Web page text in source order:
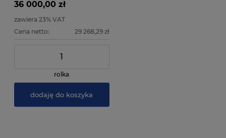
36 000,00 zł
zawiera 23% VAT
Cena netto:
29 268,29 zł
rolka
dodaję do koszyka